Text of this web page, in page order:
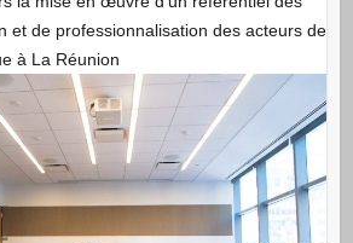
et de professionnalisation des acteurs de
à La Réunion